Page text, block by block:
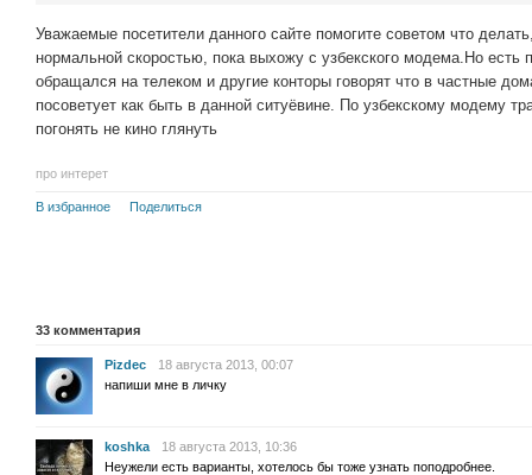
Уважаемые посетители данного сайте помогите советом что
нормальной скоростью, пока выхожу с узбекского модема.Но
обращался на телеком и другие конторы говорят что в частные
посоветует как быть в данной ситуёвине. По узбекскому модему
погонять не кино глянуть
про интерет
В избранное Поделиться
33 комментария
Pizdec
18 августа 2013, 00:07
напиши мне в личку
koshka
18 августа 2013, 10:36
Неужели есть варианты, хотелось бы тоже узнать поподробнее.